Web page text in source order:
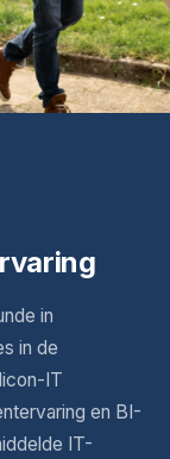
in
in de
IT
en BI-
IT-